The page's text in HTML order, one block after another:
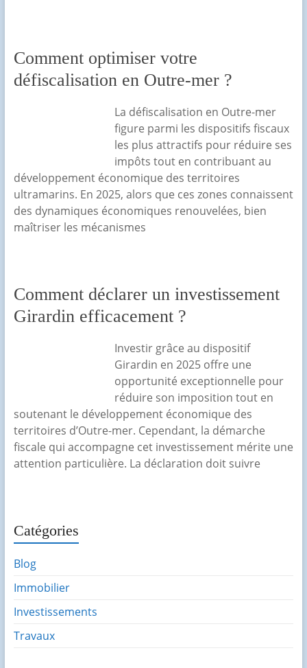
Comment optimiser votre
défiscalisation en Outre-mer ?
La défiscalisation en Outre-mer
figure parmi les dispositifs fiscaux
les plus attractifs pour réduire ses
impôts tout en contribuant au
développement économique des territoires
ultramarins. En 2025, alors que ces zones connaissent
des dynamiques économiques renouvelées, bien
maîtriser les mécanismes
Comment déclarer un investissement
Girardin efficacement ?
Investir grâce au dispositif
Girardin en 2025 offre une
opportunité exceptionnelle pour
réduire son imposition tout en
soutenant le développement économique des
territoires d’Outre-mer. Cependant, la démarche
fiscale qui accompagne cet investissement mérite une
attention particulière. La déclaration doit suivre
Catégories
Blog
Immobilier
Investissements
Travaux